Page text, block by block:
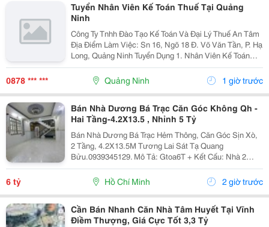
Tuyển Nhân Viên Kế Toán Thuế Tại Quảng
Ninh
Công Ty Tnhh Đào Tạo Kế Toán Và Đại Lý Thuế An Tâm
Địa Điểm Làm Việc: Sn 16, Ngõ 18 Đ. Võ Văn Tần, P. Hạ
Long, Quảng Ninh Tuyển Dụng 1. Nhân Viên Kế Toán
Thuế : 05 Mô Tả Công Việc: &Bull; Thực Hiện Các Công
Việc Liên Quan Đến Kế Toán Thuế...
0878 *** *** Quảng Ninh 1 giờ trước
Bán Nhà Dương Bá Trạc Căn Góc Không Qh -
Hai Tầng-4.2X13.5 , Nhỉnh 5 Tỷ
Bán Nhà Dương Bá Trạc Hẻm Thông, Căn Góc Sịn Xò,
2 Tầng, 4.2X13.5M Tương Lai Sát Tạ Quang
Bửu.0939345129. Mô Tả: Gtoa6T + Kết Cấu: Nhà 2
Tầng Btct Kiên Cố, 2 Phòng. + Vị Trí: Ngay Dương Bá
Trạc Thông Tạ Quang Bửu, Âu Dương Lân, Nguyễn Thị
Tần, Dạ...
6 tỷ Hồ Chí Minh 2 giờ trước
Cần Bán Nhanh Căn Nhà Tâm Huyết Tại Vĩnh
Điềm Thượng, Giá Cực Tốt 3,3 Tỷ